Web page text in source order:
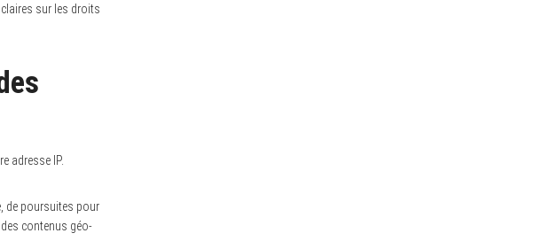
sur les droits
adresse IP.
de poursuites pour
contenus géo-